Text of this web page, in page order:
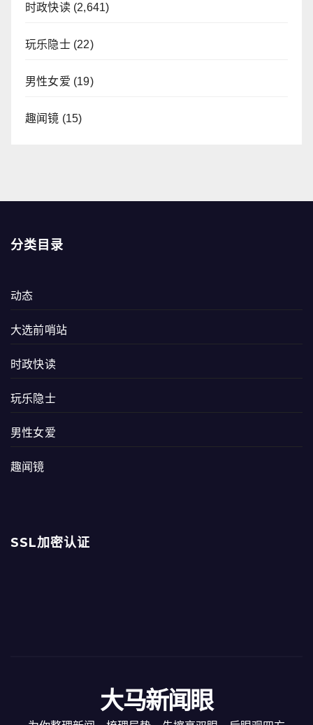
时政快读(2,641)
玩乐隐士(22)
男性女爱 (19)
趣闻镜 (15)
分类目录
动态
大选前哨站
时政快读
玩乐隐士
男性女爱
趣闻镜
SSL加密认证
大马新闻眼